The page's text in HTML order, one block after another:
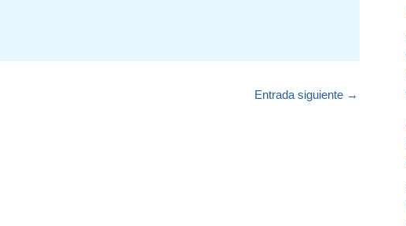
Entrada siguiente →